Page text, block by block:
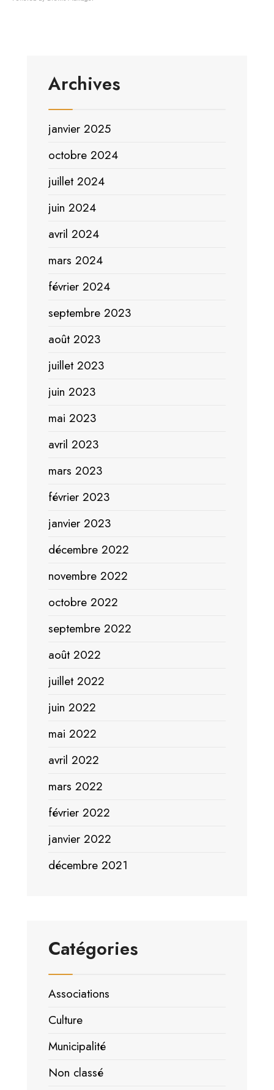
Archives
janvier 2025
octobre 2024
juillet 2024
juin 2024
avril 2024
mars 2024
février 2024
septembre 2023
août 2023
juillet 2023
juin 2023
mai 2023
avril 2023
mars 2023
février 2023
janvier 2023
décembre 2022
novembre 2022
octobre 2022
septembre 2022
août 2022
juillet 2022
juin 2022
mai 2022
avril 2022
mars 2022
février 2022
janvier 2022
décembre 2021
Catégories
Associations
Culture
Municipalité
Non classé